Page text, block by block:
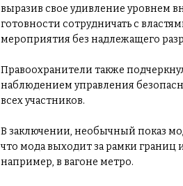
выразив свое удивление уровнем
готовности сотрудничать с
мероприятия без надлежащего
Правоохранители также
наблюдением управления
всех участников.
В заключении, необычный показ
что мода выходит за рамки
например, в вагоне метро.